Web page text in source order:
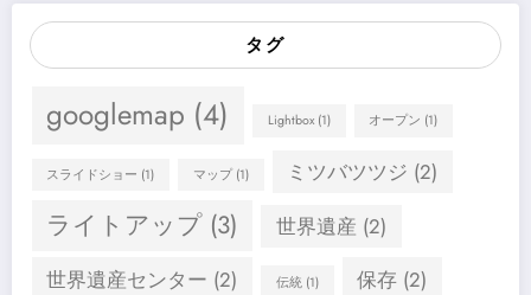
タグ
googlemap (4) Lightbox(1) オープン (1)
スライドショー (1) マップ(1) ミツバツツジ (2)
ライトアップ (3) 世界遺産 (2)
世界遺産センター (2) 伝統(1) 保存 (2)